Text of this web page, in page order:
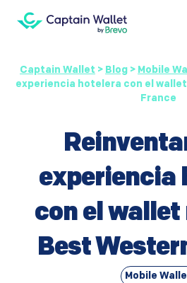
Captain Wallet > Blog > Mobile
experiencia hotelera con el
France
experiencia
con el wallet
Best
Mobile